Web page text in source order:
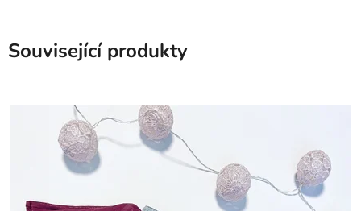
Související produkty